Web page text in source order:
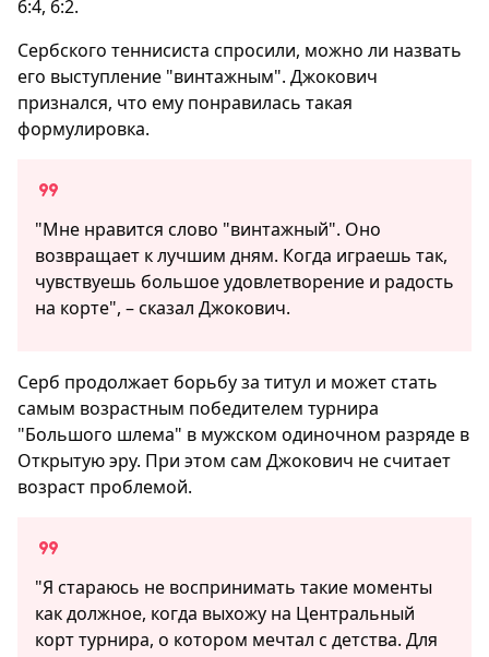
6:4, 6:2.
Сербского теннисиста спросили, можно ли назвать
его выступление "винтажным". Джокович
признался, что ему понравилась такая
формулировка.
"Мне нравится слово "винтажный". Оно
возвращает к лучшим дням. Когда играешь так,
чувствуешь большое удовлетворение и радость
на корте", – сказал Джокович.
Серб продолжает борьбу за титул и может стать
самым возрастным победителем турнира
"Большого шлема" в мужском одиночном разряде в
Открытую эру. При этом сам Джокович не считает
возраст проблемой.
"Я стараюсь не воспринимать такие моменты
как должное, когда выхожу на Центральный
корт турнира, о котором мечтал с детства. Для